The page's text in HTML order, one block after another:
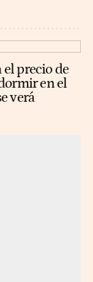
el precio de
en el
verá